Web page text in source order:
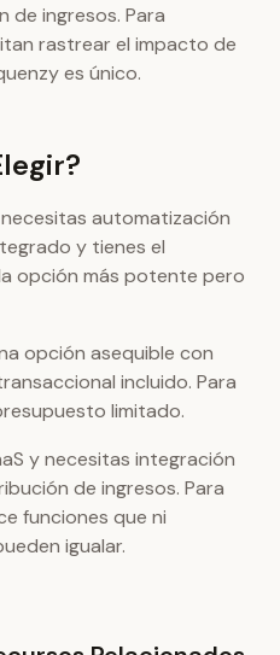
ingresos. Para
rastrear el impacto de
es único.
automatización
y tienes el
opción más potente pero
opción asequible con
incluido. Para
limitado.
y necesitas integración
de ingresos. Para
funciones que ni
igualar.